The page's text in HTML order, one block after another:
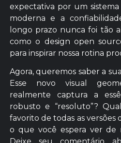
expectativa por um
moderna e a
longo prazo nunca foi tão
como o design open
para inspirar nossa rotina
Agora, queremos saber a
Esse novo visual
realmente captura a
robusto e “resoluto”?
favorito de todas as
o que você espera ver de